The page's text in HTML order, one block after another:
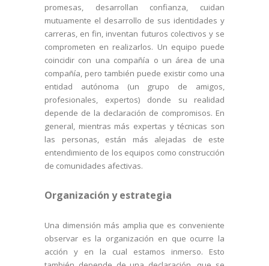
promesas, desarrollan confianza, cuidan
mutuamente el desarrollo de sus identidades y
carreras, en fin, inventan futuros colectivos y se
comprometen en realizarlos. Un equipo puede
coincidir con una compañía o un área de una
compañía, pero también puede existir como una
entidad autónoma (un grupo de amigos,
profesionales, expertos) donde su realidad
depende de la declaración de compromisos. En
general, mientras más expertas y técnicas son
las personas, están más alejadas de este
entendimiento de los equipos como construcción
de comunidades afectivas.
Organización y estrategia
Una dimensión más amplia que es conveniente
observar es la organización en que ocurre la
acción y en la cual estamos inmerso. Esto